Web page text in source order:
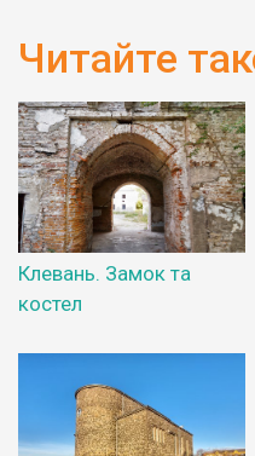
Читайте
Клевань. Замок та
костел